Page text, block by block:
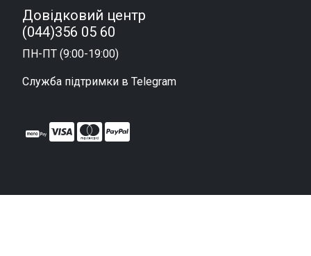
Довідковий центр
(044)356 05 60
ПН-ПТ (9:00-19:00)
Служба підтримки в Telegram